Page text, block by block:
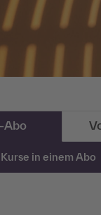
Abo
in einem Abo